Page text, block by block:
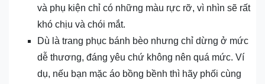
và phụ kiện chỉ có những màu rực rỡ, vì nhìn sẽ rất
khó chịu và chói mắt.
Dù là trang phục bánh bèo nhưng chỉ dừng ở mức
dễ thương, đáng yêu chứ không nên quá mức. Ví
dụ, nếu bạn mặc áo bồng bềnh thì hãy phối cùng